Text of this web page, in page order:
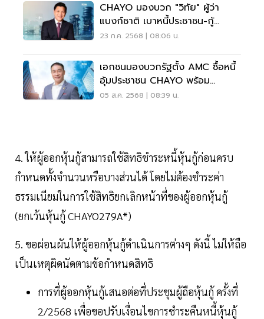
CHAYO มองบวก "วิทัย" ผู้ว่า
แบงก์ชาติ เบาหนี้ประชาชน-กู้
ดอกเบี้ยถูก
23 ก.ค. 2568 | 08:06 น.
เอกชนมองบวกรัฐตั้ง AMC ซื้อหนี้
อุ้มประชาชน CHAYO พร้อม
ซัพพอร์ตงานบริการ
05 ส.ค. 2568 | 08:39 น.
4. ให้ผู้ออกหุ้นกู้สามารถใช้สิทธิชำระหนี้หุ้นกู้ก่อนครบ
กำหนดทั้งจำนวนหรือบางส่วนได้ โดยไม่ต้องชำระค่า
ธรรมเนียมในการใช้สิทธิยกเลิกหน้าที่ของผู้ออกหุ้นกู้
(ยกเว้นหุ้นกู้ CHAYO279A*)
5. ขอผ่อนผันให้ผู้ออกหุ้นกู้ดำเนินการต่างๆ ดังนี้ ไม่ให้ถือ
เป็นเหตุผิดนัดตามข้อกำหนดสิทธิ
การที่ผู้ออกหุ้นกู้เสนอต่อที่ประชุมผู้ถือหุ้นกู้ ครั้งที่
2/2568 เพื่อขอปรับเงื่อนไขการชำระคืนหนี้หุ้นกู้